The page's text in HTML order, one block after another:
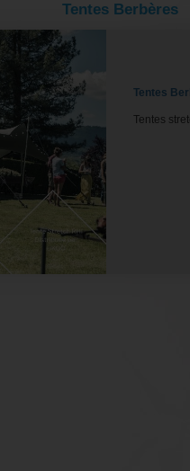
Tentes Berbères
Tentes
Tentes